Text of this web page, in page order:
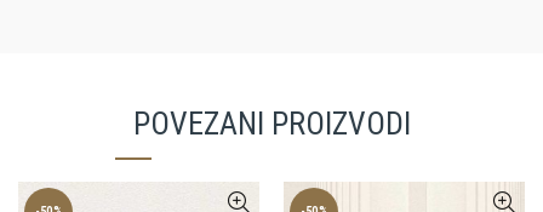
POVEZANI PROIZVODI